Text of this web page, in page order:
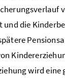
und die
wird eine